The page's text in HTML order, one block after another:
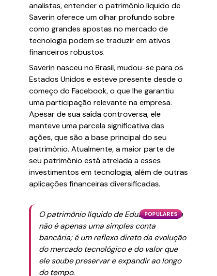
analistas, entender o patrimônio líquido de
Saverin oferece um olhar profundo sobre
como grandes apostas no mercado de
tecnologia podem se traduzir em ativos
financeiros robustos.
Saverin nasceu no Brasil, mudou-se para os
Estados Unidos e esteve presente desde o
começo do Facebook, o que lhe garantiu
uma participação relevante na empresa.
Apesar de sua saída controversa, ele
manteve uma parcela significativa das
ações, que são a base principal do seu
patrimônio. Atualmente, a maior parte de
seu patrimônio está atrelada a esses
investimentos em tecnologia, além de outras
aplicações financeiras diversificadas.
POPULARES
O patrimônio líquido de Eduardo Saverin
não é apenas uma simples conta
bancária; é um reflexo direto da evolução
do mercado tecnológico e do valor que
ele soube preservar e expandir ao longo
do tempo.